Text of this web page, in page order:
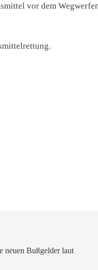
vor dem
neuen Bußgelder laut